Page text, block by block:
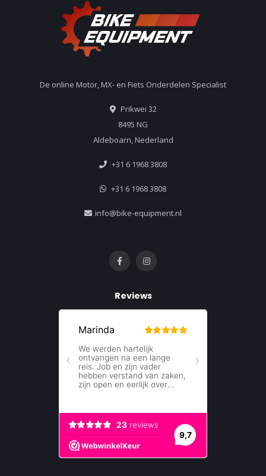
De online Motor, MX- en Fiets Onderdelen Specialist
Prikwei 32
8495 NG
Aldeboarn, Nederland
+31 6 1968 3808
+31 6 1968 3808
info@bike-equipment.nl
Reviews